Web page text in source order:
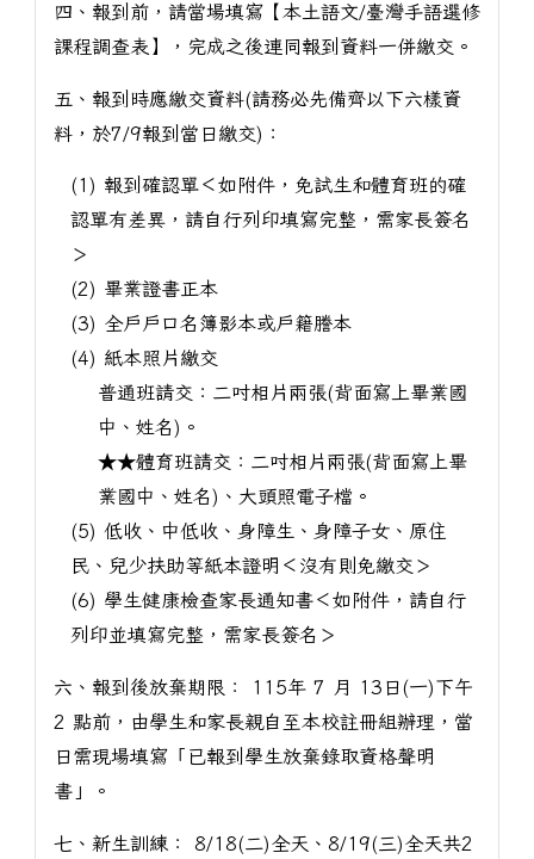
四、報到前，請當場填寫【本土語文/臺灣手語選修
課程調查表】，完成之後連同報到資料一併繳交。
五、報到時應繳交資料(請務必先備齊以下六樣資
料，於7/9報到當日繳交)：
(1) 報到確認單＜如附件，免試生和體育班的確
認單有差異，請自行列印填寫完整，需家長簽名
＞
(2) 畢業證書正本
(3) 全戶戶口名簿影本或戶籍謄本
(4) 紙本照片繳交
普通班請交：二吋相片兩張(背面寫上畢業國
中、姓名)。
★★體育班請交：二吋相片兩張(背面寫上畢
業國中、姓名)、大頭照電子檔。
(5) 低收、中低收、身障生、身障子女、原住
民、兒少扶助等紙本證明＜沒有則免繳交＞
(6) 學生健康檢查家長通知書＜如附件，請自行
列印並填寫完整，需家長簽名＞
六、報到後放棄期限： 115年 7 月 13日(一)下午
2 點前，由學生和家長親自至本校註冊組辦理，當
日需現場填寫「已報到學生放棄錄取資格聲明
書」。
七、新生訓練： 8/18(二)全天、8/19(三)全天共2